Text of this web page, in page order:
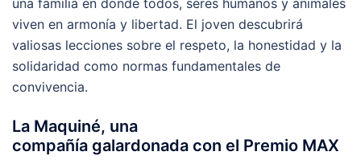
viven en armonía y libertad. El joven descubrirá
valiosas lecciones sobre el respeto, la honestidad y la
solidaridad como normas fundamentales de
convivencia.
La Maquiné, una
compañía galardonada con el Premio MAX